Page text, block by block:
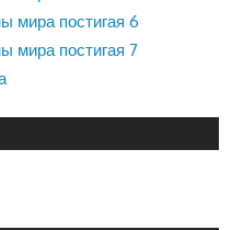
мира постигая 6
мира постигая 7